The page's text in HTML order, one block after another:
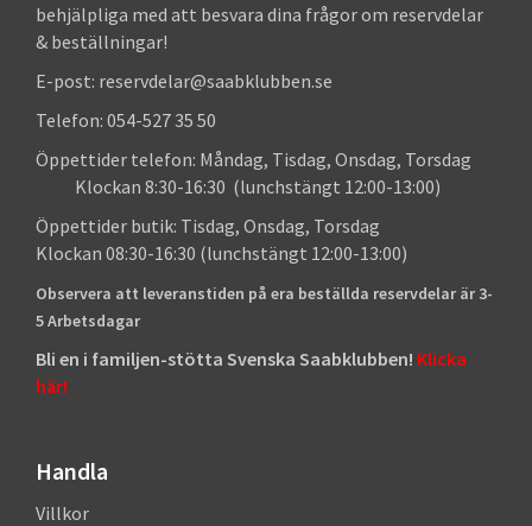
behjälpliga med att besvara dina frågor om reservdelar
& beställningar!
E-post: reservdelar@saabklubben.se
Telefon: 054-527 35 50
Öppettider telefon: Måndag, Tisdag, Onsdag, Torsdag
Klockan 8:30-16:30 (lunchstängt 12:00-13:00)
Öppettider butik: Tisdag, Onsdag, Torsdag
Klockan 08:30-16:30 (lunchstängt 12:00-13:00)
Observera att leveranstiden på era beställda reservdelar är 3-
5 Arbetsdagar
Bli en i familjen-stötta Svenska Saabklubben! Klicka
här!
Handla
Villkor